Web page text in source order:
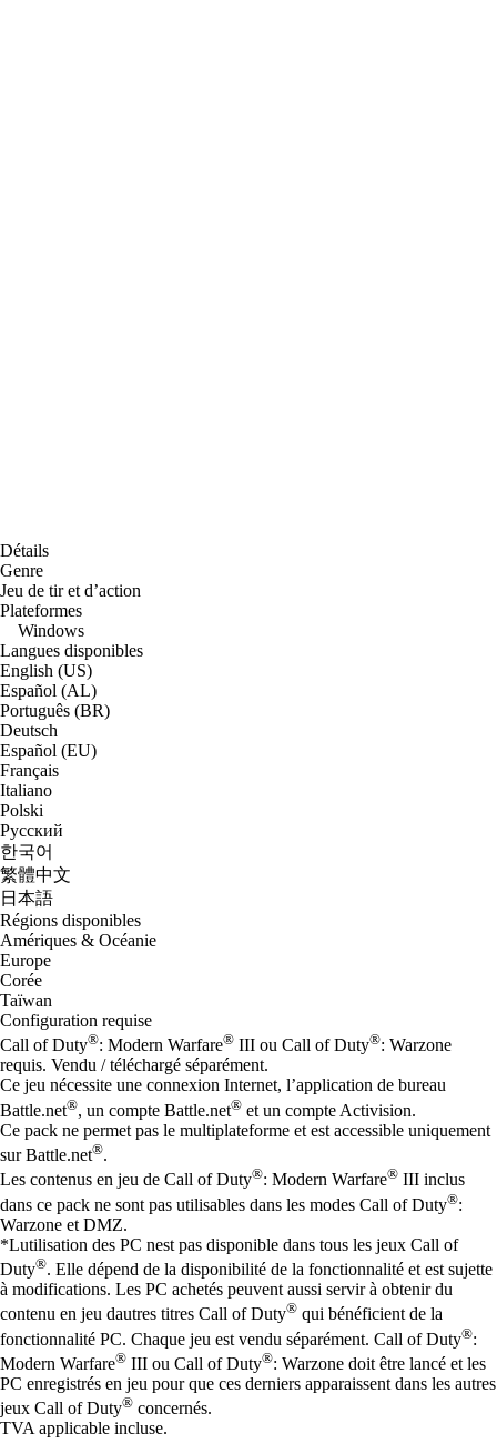
Détails
Genre
Jeu de tir et d’action
Plateformes
Windows
Langues disponibles
English (US)
Español (AL)
Português (BR)
Deutsch
Español (EU)
Français
Italiano
Polski
Русский
한국어
繁體中文
日本語
Régions disponibles
Amériques & Océanie
Europe
Corée
Taïwan
Configuration requise
Call of Duty®: Modern Warfare® III ou Call of Duty®: Warzone
requis. Vendu / téléchargé séparément.
Ce jeu nécessite une connexion Internet, l’application de bureau
Battle.net®, un compte Battle.net® et un compte Activision.
Ce pack ne permet pas le multiplateforme et est accessible uniquement
sur Battle.net®.
Les contenus en jeu de Call of Duty®: Modern Warfare® III inclus
dans ce pack ne sont pas utilisables dans les modes Call of Duty®:
Warzone et DMZ.
*Lutilisation des PC nest pas disponible dans tous les jeux Call of
Duty®. Elle dépend de la disponibilité de la fonctionnalité et est sujette
à modifications. Les PC achetés peuvent aussi servir à obtenir du
contenu en jeu dautres titres Call of Duty® qui bénéficient de la
fonctionnalité PC. Chaque jeu est vendu séparément. Call of Duty®:
Modern Warfare® III ou Call of Duty®: Warzone doit être lancé et les
PC enregistrés en jeu pour que ces derniers apparaissent dans les autres
jeux Call of Duty® concernés.
TVA applicable incluse.